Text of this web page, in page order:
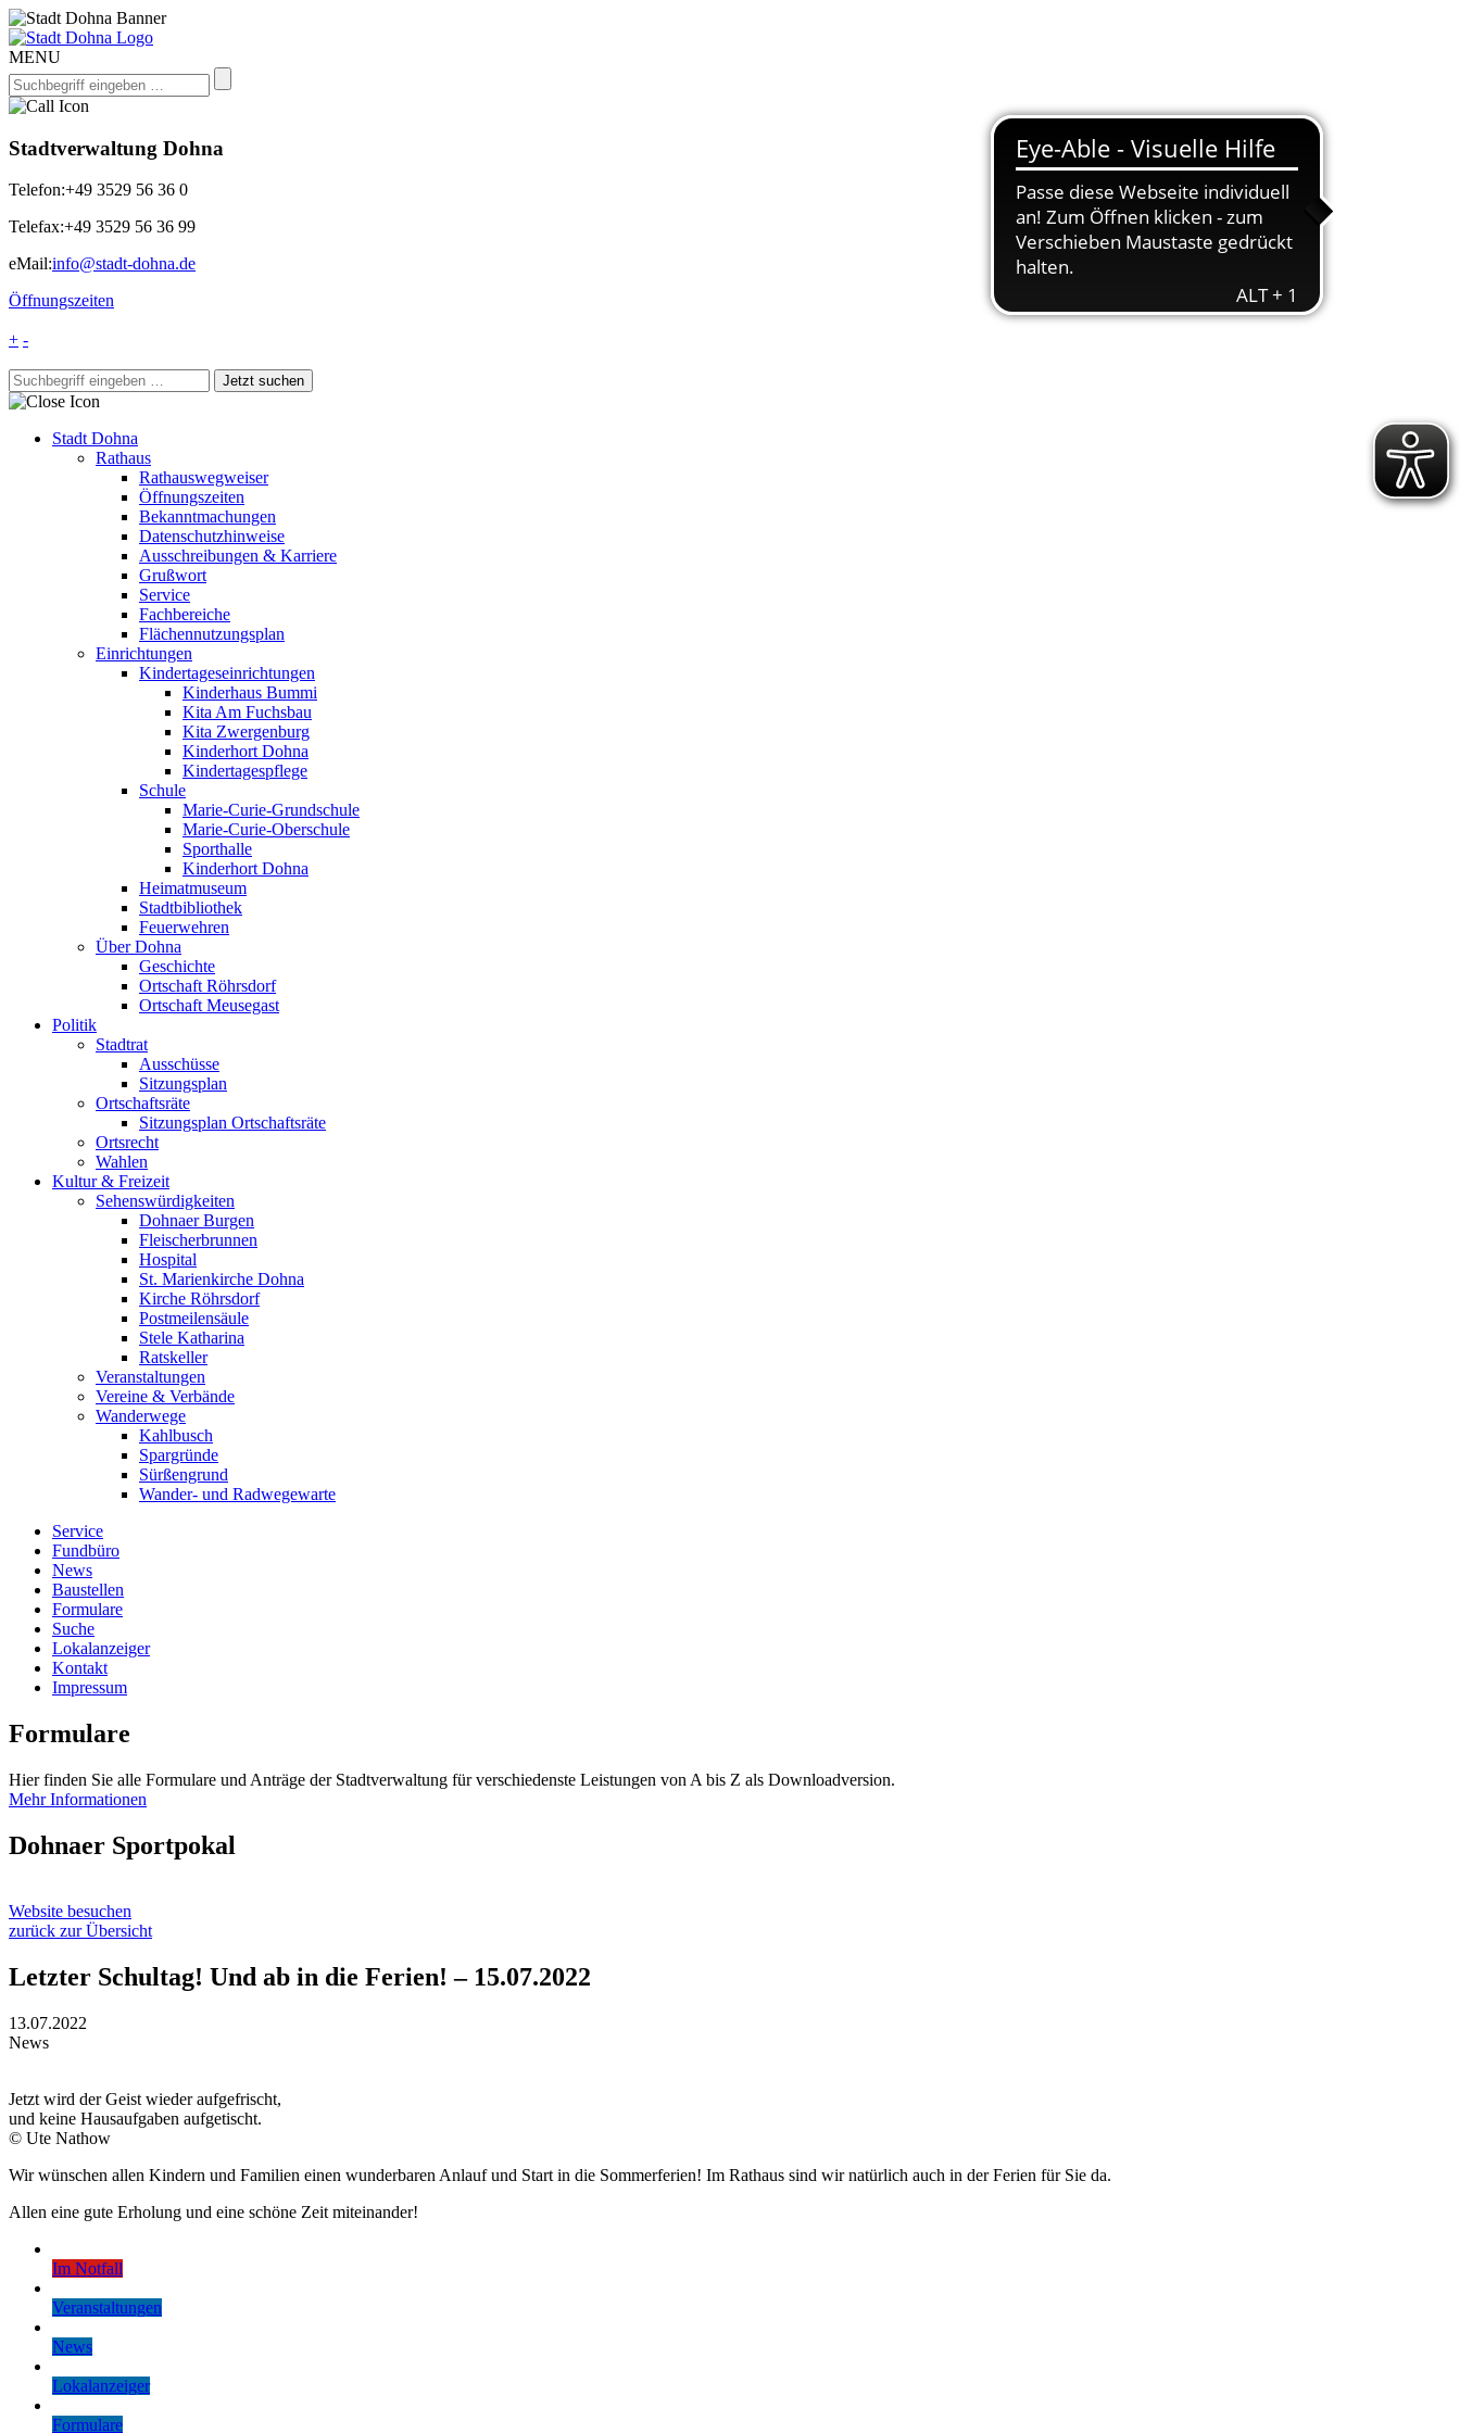
MENU
Stadtverwaltung Dohna
Telefon:+49 3529 56 36 0
Telefax:+49 3529 56 36 99
eMail:info@stadt-dohna.de
Öffnungszeiten
+ -
Stadt Dohna
Rathaus
Rathauswegweiser
Öffnungszeiten
Bekanntmachungen
Datenschutzhinweise
Ausschreibungen & Karriere
Grußwort
Service
Fachbereiche
Flächennutzungsplan
Einrichtungen
Kindertageseinrichtungen
Kinderhaus Bummi
Kita Am Fuchsbau
Kita Zwergenburg
Kinderhort Dohna
Kindertagespflege
Schule
Marie-Curie-Grundschule
Marie-Curie-Oberschule
Sporthalle
Kinderhort Dohna
Heimatmuseum
Stadtbibliothek
Feuerwehren
Über Dohna
Geschichte
Ortschaft Röhrsdorf
Ortschaft Meusegast
Politik
Stadtrat
Ausschüsse
Sitzungsplan
Ortschaftsräte
Sitzungsplan Ortschaftsräte
Ortsrecht
Wahlen
Kultur & Freizeit
Sehenswürdigkeiten
Dohnaer Burgen
Fleischerbrunnen
Hospital
St. Marienkirche Dohna
Kirche Röhrsdorf
Postmeilensäule
Stele Katharina
Ratskeller
Veranstaltungen
Vereine & Verbände
Wanderwege
Kahlbusch
Spargründe
Sürßengrund
Wander- und Radwegewarte
Service
Fundbüro
News
Baustellen
Formulare
Suche
Lokalanzeiger
Kontakt
Impressum
Formulare
Hier finden Sie alle Formulare und Anträge der Stadtverwaltung für verschiedenste Leistungen von A bis Z als Downloadversion.
Mehr Informationen
Dohnaer Sportpokal
Website besuchen
zurück zur Übersicht
Letzter Schultag! Und ab in die Ferien! – 15.07.2022
13.07.2022
News
Jetzt wird der Geist wieder aufgefrischt,
und keine Hausaufgaben aufgetischt.
© Ute Nathow
Wir wünschen allen Kindern und Familien einen wunderbaren Anlauf und Start in die Sommerferien! Im Rathaus sind wir natürlich auch in der Ferien für Sie da.
Allen eine gute Erholung und eine schöne Zeit miteinander!
Im Notfall
Veranstaltungen
News
Lokalanzeiger
Formulare